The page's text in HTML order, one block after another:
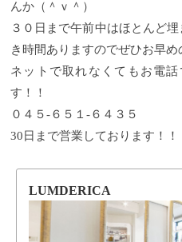
んか（＾ｖ＾）
３０日まで午前中はほとんど
き時間ありますのでぜひお早
ネットで取れなくてもお電
す！！
０４５-６５１-６４３５
30日まで営業しております！！
LUMDERICA